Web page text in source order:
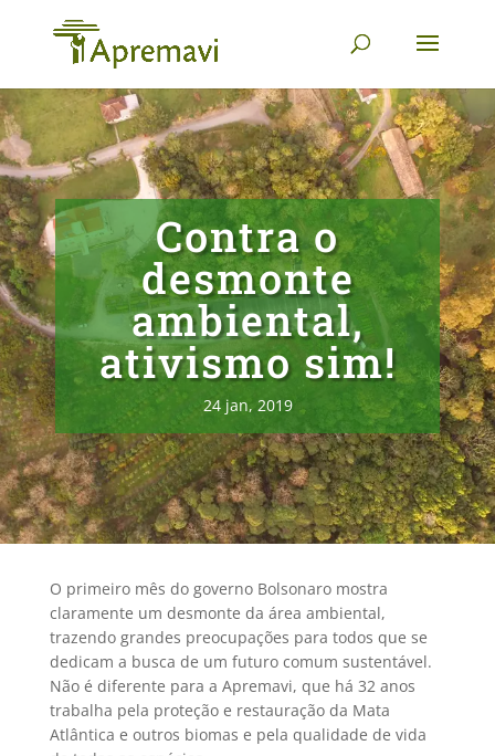
Contra o
desmonte
ambiental,
ativismo sim!
24 jan, 2019
O primeiro mês do governo Bolsonaro mostra
claramente um desmonte da área ambiental,
trazendo grandes preocupações para todos que se
dedicam a busca de um futuro comum sustentável.
Não é diferente para a Apremavi, que há 32 anos
trabalha pela proteção e restauração da Mata
Atlântica e outros biomas e pela qualidade de vida